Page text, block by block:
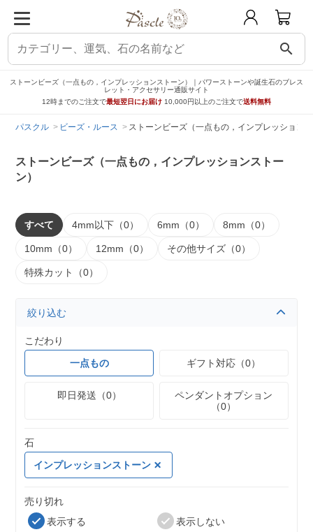
search
ストーンビーズ（一点もの，インプレッションストーン）｜パワーストーンや誕生石のブレス
レット・アクセサリー通販サイト
12時までのご注文で最短翌日にお届け 10,000円以上のご注文で送料無料
パスクル ビーズ・ルース ストーンビーズ（一点もの，インプレッション
ストーンビーズ（一点もの，インプレッションストー
ン）
すべて 4mm以下（0） 6mm（0） 8mm（0）
10mm（0） 12mm（0） その他サイズ（0）
特殊カット（0）
絞り込む
こだわり
一点もの
ギフト対応（0）
即日発送（0）
ペンダントオプション
（0）
石
インプレッションストーン
売り切れ
表示する
表示しない